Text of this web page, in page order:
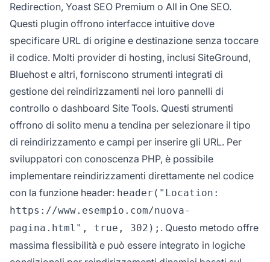
Redirection, Yoast SEO Premium o All in One SEO.
Questi plugin offrono interfacce intuitive dove
specificare URL di origine e destinazione senza toccare
il codice. Molti provider di hosting, inclusi SiteGround,
Bluehost e altri, forniscono strumenti integrati di
gestione dei reindirizzamenti nei loro pannelli di
controllo o dashboard Site Tools. Questi strumenti
offrono di solito menu a tendina per selezionare il tipo
di reindirizzamento e campi per inserire gli URL. Per
sviluppatori con conoscenza PHP, è possibile
implementare reindirizzamenti direttamente nel codice
con la funzione header: header("Location:
https://www.esempio.com/nuova-
pagina.html", true, 302); . Questo metodo offre
massima flessibilità e può essere integrato in logiche